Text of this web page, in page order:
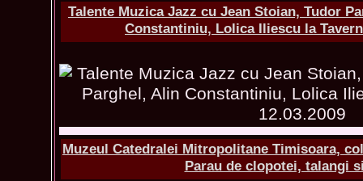
Talente Muzica Jazz cu Jean Stoian, Tudor
Constantiniu, Lolica Iliescu la
Muzeul Catedralei Mitropolitane Timisoara,
Parau de clopotei, talangi